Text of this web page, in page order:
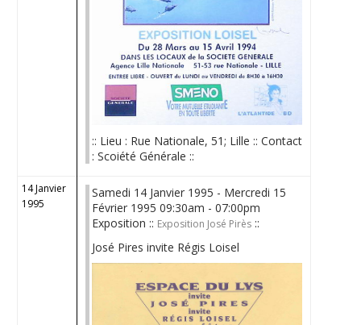
:: Lieu : Rue Nationale, 51; Lille :: Contact
: Scoiété Générale ::
14 Janvier
1995
Samedi 14 Janvier 1995 - Mercredi 15
Février 1995 09:30am - 07:00pm
Exposition :: Exposition José Pirès ::
José Pires invite Régis Loisel